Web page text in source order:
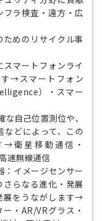
ラ検査・遠方・広
めのリサイクル事
マートフォンライ
→スマートフォン
）・スマー
自己位置測位や、
どによって、この
→衛星移動通信・
速無線通信
イメージセンサー
らなる進化・発展
展をうながします→
・AR/VRグラス・